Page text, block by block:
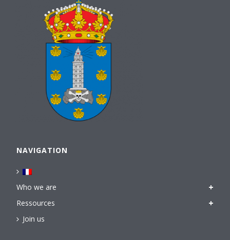
NAVIGATION
Who we are
Ressources
Join us